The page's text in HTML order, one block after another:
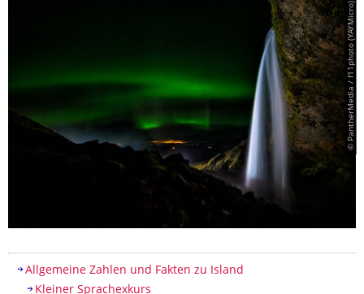
© PantherMedia / f11photo (YAYMicro)
Inhaltsverzeichnis
Allgemeine Zahlen und Fakten zu Island
Kleiner Sprachexkurs